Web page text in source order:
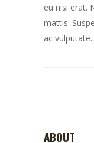
eu nisi erat.
mattis.
ac
ABOUT